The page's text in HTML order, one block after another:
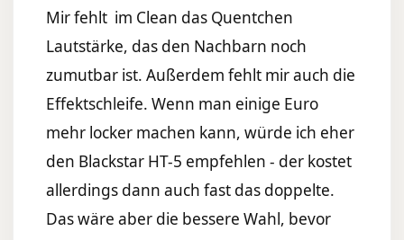
Mir fehlt im Clean das Quentchen
Lautstärke, das den Nachbarn noch
zumutbar ist. Außerdem fehlt mir auch die
Effektschleife. Wenn man einige Euro
mehr locker machen kann, würde ich eher
den Blackstar HT-5 empfehlen - der kostet
allerdings dann auch fast das doppelte.
Das wäre aber die bessere Wahl, bevor